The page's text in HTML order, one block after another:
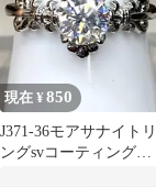
現在 ¥850
J371-36モアサナイトリ
ングsvコーティングフ